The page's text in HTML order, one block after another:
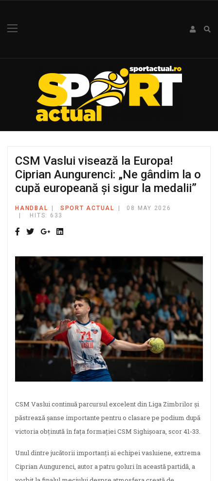
CSM Vaslui visează la Europa!
Ciprian Aungurenci: „Ne gândim la o
cupă europeană și sigur la medalii”
HANDBAL SPORT ACTUAL
08 MAY 2026
HITS: 633
CSM Vaslui continuă parcursul excelent din Liga Zimbrilor și
păstrează șanse importante pentru o clasare pe podium după
victoria obținută în fața formației CSM Sighișoara, scor 41-33.
Unul dintre jucătorii importanți ai echipei vasluiene, extrema
Ciprian Aungurenci, autor a patru goluri în această partidă, a